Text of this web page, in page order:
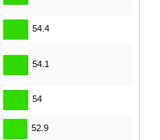
54.4
54.1
54
52.9